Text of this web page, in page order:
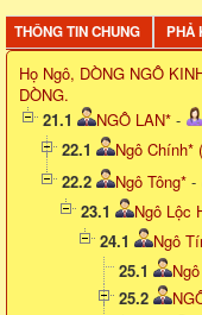
THÔNG TIN CHUNG PHẢ
Họ Ngô, DÒNG NGÔ
DÒNG.
21.1
NGÔ LAN* -
22.1
Ngô Chính*
22.2
Ngô Tông* -
23.1
Ngô Lộc
24.1
Ngô
25.1
25.2